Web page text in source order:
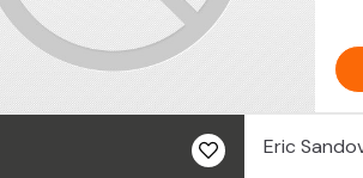
Eric